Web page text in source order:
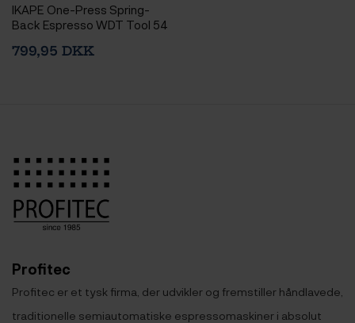
IKAPE One-Press Spring-
Back Espresso WDT Tool 54
799,95 DKK
Profitec
Profitec er et tysk firma, der udvikler og fremstiller håndlavede,
traditionelle semiautomatiske espressomaskiner i absolut